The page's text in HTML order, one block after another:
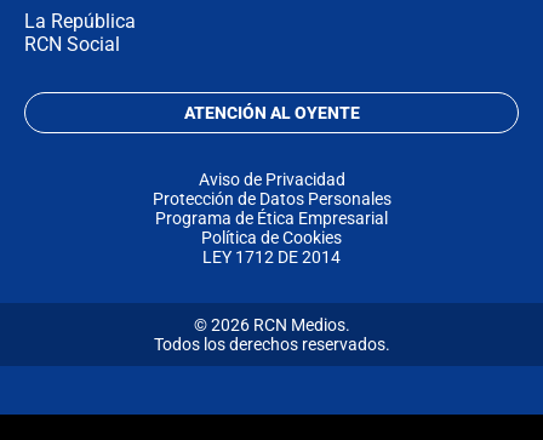
La República
RCN Social
ATENCIÓN AL OYENTE
Aviso de Privacidad
Protección de Datos Personales
Programa de Ética Empresarial
Política de Cookies
LEY 1712 DE 2014
© 2026 RCN Medios.
Todos los derechos reservados.